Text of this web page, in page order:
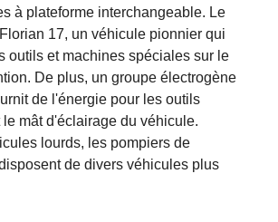
à plateforme interchangeable. Le
17, un véhicule pionnier qui
outils et machines spéciales sur le
De plus, un groupe électrogène
de l'énergie pour les outils
mât d'éclairage du véhicule.
lourds, les pompiers de
de divers véhicules plus